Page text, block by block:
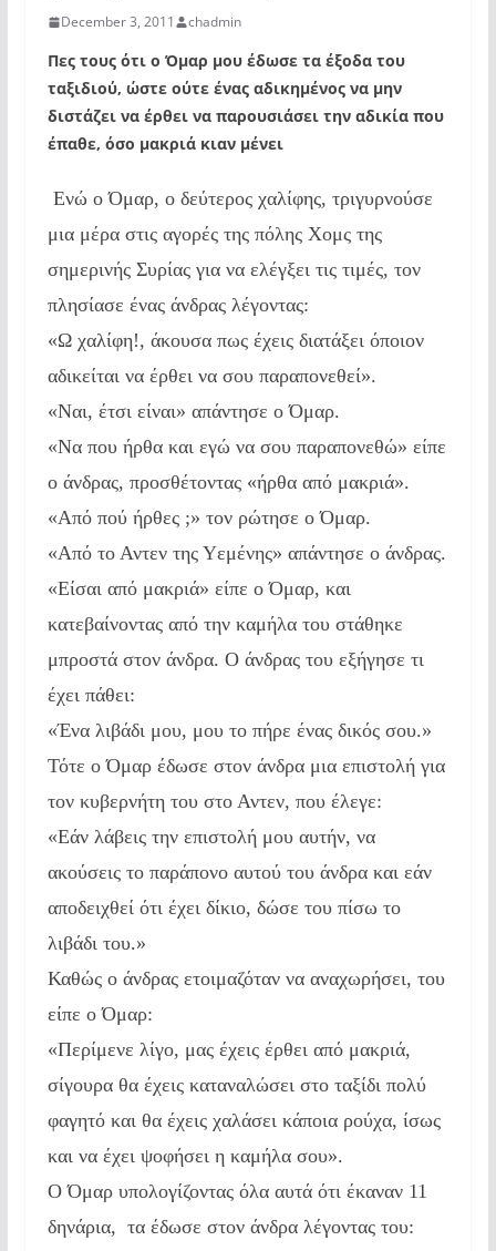
December 3, 2011 chadmin
Πες τους ότι ο Όμαρ μου έδωσε τα έξοδα του
ταξιδιού, ώστε ούτε ένας αδικημένος να μην
διστάζει να έρθει να παρουσιάσει την αδικία που
έπαθε, όσο μακριά κιαν μένει
Ενώ ο Όμαρ, ο δεύτερος χαλίφης, τριγυρνούσε
μια μέρα στις αγορές της πόλης Χομς της
σημερινής Συρίας για να ελέγξει τις τιμές, τον
πλησίασε ένας άνδρας λέγοντας:
«Ω χαλίφη!, άκουσα πως έχεις διατάξει όποιον
αδικείται να έρθει να σου παραπονεθεί».
«Ναι, έτσι είναι» απάντησε ο Όμαρ.
«Να που ήρθα και εγώ να σου παραπονεθώ» είπε
ο άνδρας, προσθέτοντας «ήρθα από μακριά».
«Από πού ήρθες ;» τον ρώτησε ο Όμαρ.
«Από το Αντεν της Υεμένης» απάντησε ο άνδρας.
«Είσαι από μακριά» είπε ο Όμαρ, και
κατεβαίνοντας από την καμήλα του στάθηκε
μπροστά στον άνδρα. Ο άνδρας του εξήγησε τι
έχει πάθει:
«Ένα λιβάδι μου, μου το πήρε ένας δικός σου.»
Τότε ο Όμαρ έδωσε στον άνδρα μια επιστολή για
τον κυβερνήτη του στο Αντεν, που έλεγε:
«Εάν λάβεις την επιστολή μου αυτήν, να
ακούσεις το παράπονο αυτού του άνδρα και εάν
αποδειχθεί ότι έχει δίκιο, δώσε του πίσω το
λιβάδι του.»
Καθώς ο άνδρας ετοιμαζόταν να αναχωρήσει, του
είπε ο Όμαρ:
«Περίμενε λίγο, μας έχεις έρθει από μακριά,
σίγουρα θα έχεις καταναλώσει στο ταξίδι πολύ
φαγητό και θα έχεις χαλάσει κάποια ρούχα, ίσως
και να έχει ψοφήσει η καμήλα σου».
Ο Όμαρ υπολογίζοντας όλα αυτά ότι έκαναν 11
δηνάρια, τα έδωσε στον άνδρα λέγοντας του: